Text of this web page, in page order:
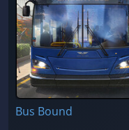
Bus Bound